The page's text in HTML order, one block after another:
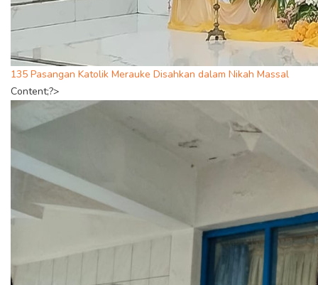
135 Pasangan Katolik Merauke Disahkan dalam Nikah Massal
Content;?>